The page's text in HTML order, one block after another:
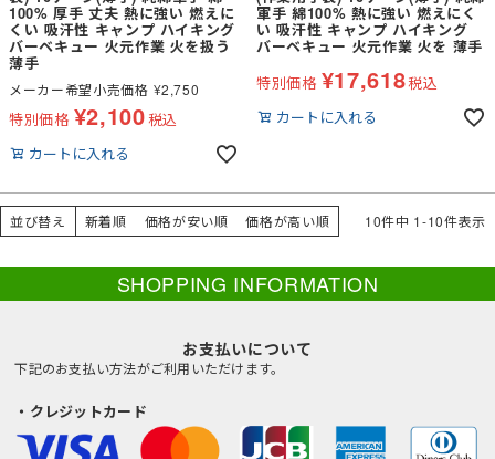
100% 厚手 丈夫 熱に強い 燃えに
くい 吸汗性 キャンプ ハイキング
バーベキュー 火元作業 火を扱う
薄手
メーカー希望小売価格 ¥2,750
特別価格 ¥2,100税込
カートに入れる
軍手 綿100% 熱に強い 燃えにく
い 吸汗性 キャンプ ハイキング
バーベキュー 火元作業 火を 薄手
特別価格 ¥17,618税込
カートに入れる
並び替え 新着順 価格が安い順 価格が高い順 10件中 1-10件表示
SHOPPING INFORMATION
お支払いについて
下記のお支払い方法がご利用いただけます。
・クレジットカード